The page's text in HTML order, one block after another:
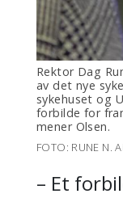
Rektor Dag
av det nye
sykehuset og
forbilde for
mener Olsen.
FOTO: RUNE N.
– Et